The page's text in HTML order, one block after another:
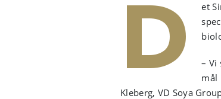
D et
– Vi
mål
Kleberg, VD Soya